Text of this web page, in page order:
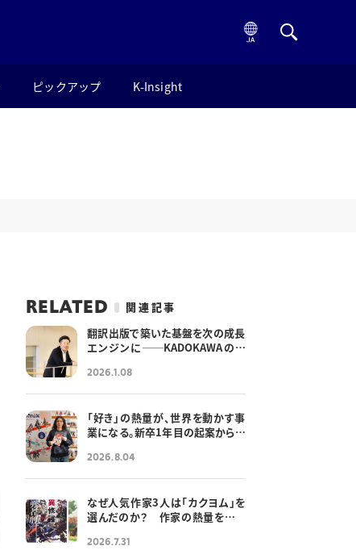
ピックアップ K-Insight
RELATED
関連記事
翻訳出版で築いた基盤を次の成長
エンジンに──KADOKAWAの次
2026.1.08
「好き」の熱量が、世界を動かす事
業になる。新卒1年目の起案から生
── 若手の情熱と伴走する、
KADOKAWAの挑戦文化
2026.8.04
なぜ人気作家3人は「カクヨム」を
選んだのか？ 作家の熱量を支え
2026.7.31